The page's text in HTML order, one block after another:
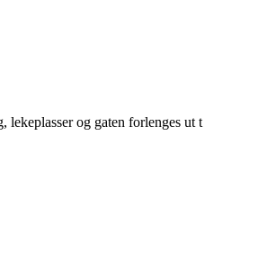
lekeplasser og gaten forlenges ut t